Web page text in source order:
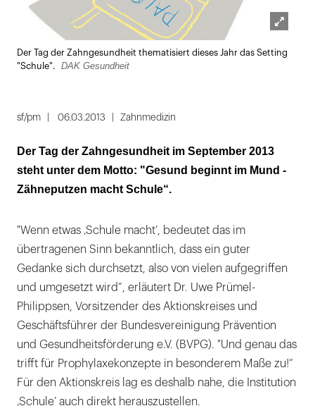
öffnen
Der Tag der Zahngesundheit thematisiert dieses Jahr das Setting
"Schule".
DAK Gesundheit
sf/pm 06.03.2013 Zahnmedizin
Der Tag der Zahngesundheit im September 2013
steht unter dem Motto: "Gesund beginnt im Mund -
Zähneputzen macht Schule“.
"Wenn etwas ‚Schule macht’, bedeutet das im
übertragenen Sinn bekanntlich, dass ein guter
Gedanke sich durchsetzt, also von vielen aufgegriffen
und umgesetzt wird“, erläutert Dr. Uwe Prümel-
Philippsen, Vorsitzender des Aktionskreises und
Geschäftsführer der Bundesvereinigung Prävention
und Gesundheitsförderung e.V. (BVPG). "Und genau das
trifft für Prophylaxekonzepte in besonderem Maße zu!“
Für den Aktionskreis lag es deshalb nahe, die Institution
‚Schule’ auch direkt herauszustellen.